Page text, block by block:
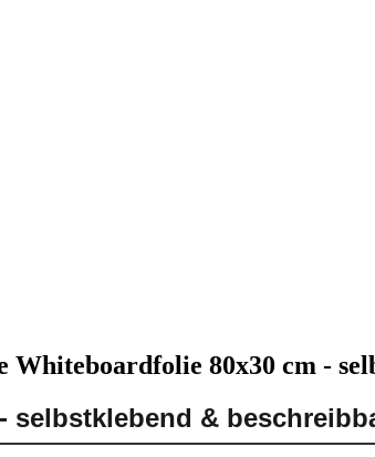
Whiteboardfolie 80x30 cm -
selbstklebend &